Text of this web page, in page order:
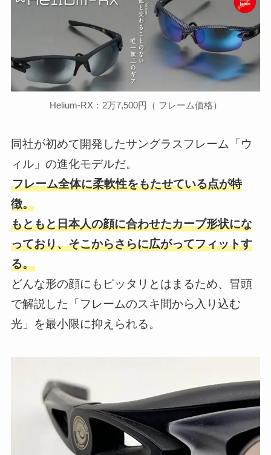
Helium-RX：2万7,500円（ フレーム価格）
同社が初めて開発したサングラスフレーム「ウ
ィル」の進化モデルだ。
フレーム全体に柔軟性をもたせている点が特
徴。
もともと日本人の顔に合わせたカーブ形状にな
っており、そこからさらに広がってフィットす
る。
どんな形の顔にもピッタリとはまるため、冒頭
で解説した「フレームのスキ間から入り込む
光」を最小限に抑えられる。